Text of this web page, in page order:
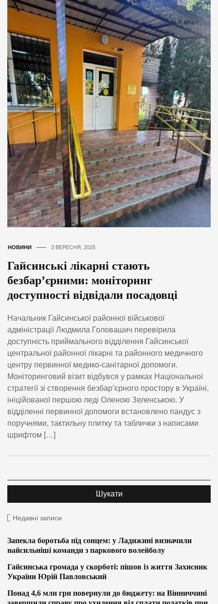
НОВИНИ 3 ВЕРЕСНЯ, 2025
Гайсинські лікарні стають
безбар’єрними: моніторинг
доступності відвідали посадовці
Начальник Гайсинської районної військової
адміністрації Людмила Головашич перевірила
доступність приймального відділення Гайсинської
центральної районної лікарні та районного медичного
центру первинної медико-санітарної допомоги.
Моніторинговий візит відбувся у рамках Національної
стратегії зі створення безбар’єрного простору в Україні,
ініційованої першою леді Оленою Зеленською. У
відділенні первинної допомоги встановлено пандус з
поручнями, тактильну плитку та таблички з написами
шрифтом […]
Недавні записи
Запекла боротьба під сонцем: у Ладижині визначили
найсильніші команди з паркового волейболу
Гайсинська громада у скорботі: пішов із життя Захисник
України Юрій Павловський
Понад 4,6 млн грн повернули до бюджету: на Вінниччині